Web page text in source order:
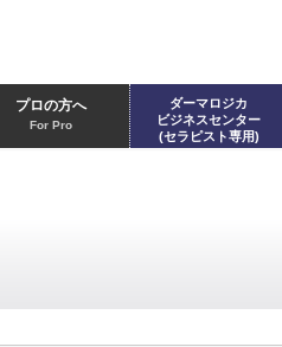
プロの方へ
For Pro
ダーマロジカ
ビジネスセンター
(セラピスト専用)